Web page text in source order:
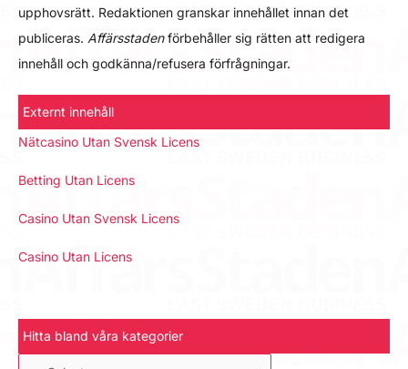
upphovsrätt. Redaktionen granskar innehållet innan det
publiceras. Affärsstadenförbehåller sig rätten att redigera
innehåll och godkänna/refusera förfrågningar.
Externt innehåll
Nätcasino Utan Svensk Licens
Betting Utan Licens
Casino Utan Svensk Licens
Casino Utan Licens
Hitta bland våra kategorier